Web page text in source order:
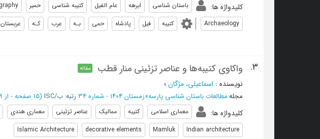
کلیدواژه ها: باستان شناسی ابرهه عام الفیل کتیبه شناسی حمیر
Archaeology
کتیبه فیل پادشاه حمی بـه عرب کـه عربستان
3. واکاوی کتیبه‌ها و عناصر تزئینی منار قطب مقاله
نویسنده : اسماعیلی، مژگان؛
مجله:مطالعات باستان شناسی پارسه»زمستان 1404 - شماره 34 رتبه: ب/ISC (‎15 صفحه - از 299 تا 313
کلیدواژه ها: معماری اسلامی کتیبه ممالیک عناصر تزئینی معماری هندی
Indian architecture
Mamluk
decorative elements
Islamic Architecture